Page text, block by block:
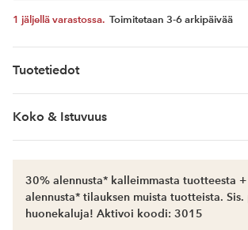
1 jäljellä varastossa. Toimitetaan 3-6 arkipäivää
Tuotetiedot
Koko & Istuvuus
30% alennusta* kalleimmasta tuotteesta
alennusta* tilauksen muista tuotteista.
huonekaluja! Aktivoi koodi: 3015